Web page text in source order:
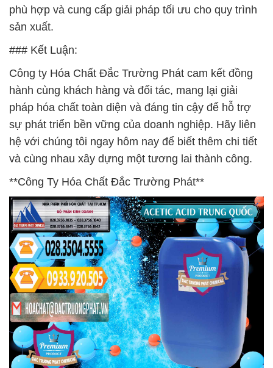
phù hợp và cung cấp giải pháp tối ưu cho quy trình
sản xuất.
### Kết Luận:
Công ty Hóa Chất Đắc Trường Phát cam kết đồng
hành cùng khách hàng và đối tác, mang lại giải
pháp hóa chất toàn diện và đáng tin cậy để hỗ trợ
sự phát triển bền vững của doanh nghiệp. Hãy liên
hệ với chúng tôi ngay hôm nay để biết thêm chi tiết
và cùng nhau xây dựng một tương lai thành công.
**Công Ty Hóa Chất Đắc Trường Phát**